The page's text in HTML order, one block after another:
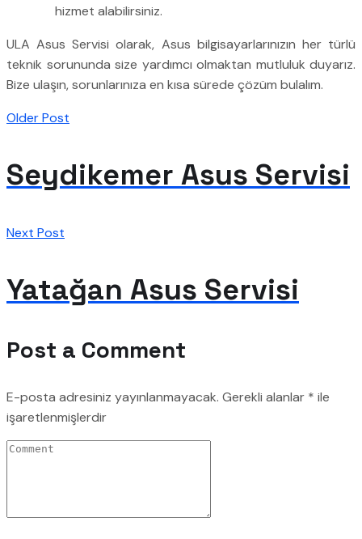
hizmet alabilirsiniz.
ULA Asus Servisi olarak, Asus bilgisayarlarınızın her türlü
teknik sorununda size yardımcı olmaktan mutluluk duyarız.
Bize ulaşın, sorunlarınıza en kısa sürede çözüm bulalım.
Older Post
Seydikemer Asus Servisi
Next Post
Yatağan Asus Servisi
Post a Comment
E-posta adresiniz yayınlanmayacak. Gerekli alanlar * ile
işaretlenmişlerdir